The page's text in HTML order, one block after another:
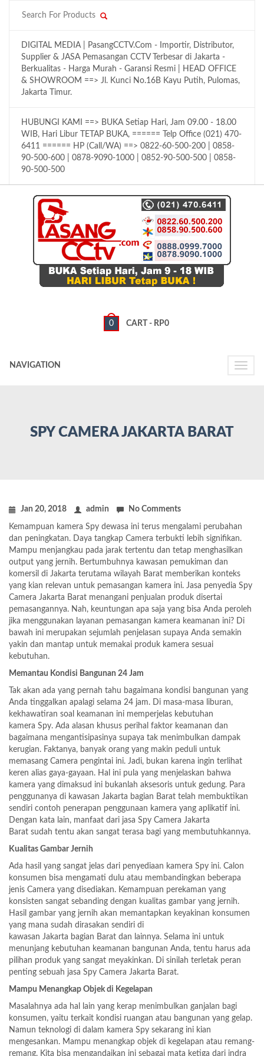
DIGITAL MEDIA | PasangCCTV.Com - Importir, Distributor,
Supplier & JASA Pemasangan CCTV Terbesar di Jakarta -
Berkualitas - Harga Murah - Garansi Resmi | HEAD OFFICE
& SHOWROOM ==> Jl. Kunci No.16B Kayu Putih, Pulomas,
Jakarta Timur.
HUBUNGI KAMI ==> BUKA Setiap Hari, Jam 09.00 - 18.00
WIB, Hari Libur TETAP BUKA, ====== Telp Office (021) 470-
6411 ====== HP (Call/WA) ==> 0822-60-500-200 | 0858-
90-500-600 | 0878-9090-1000 | 0852-90-500-500 | 0858-
90-500-500
0 CART - RP0
Toggle
NAVIGATION
SPY CAMERA JAKARTA BARAT
Jan 20, 2018 admin No Comments
Kemampuan kamera Spy dewasa ini terus mengalami perubahan
dan peningkatan. Daya tangkap Camera terbukti lebih signifikan.
Mampu menjangkau pada jarak tertentu dan tetap menghasilkan
output yang jernih. Bertumbuhnya kawasan pemukiman dan
komersil di Jakarta terutama wilayah Barat memberikan konteks
yang kian relevan untuk pemasangan kamera ini. Jasa penyedia Spy
Camera Jakarta Barat menangani penjualan produk disertai
pemasangannya. Nah, keuntungan apa saja yang bisa Anda peroleh
jika menggunakan layanan pemasangan kamera keamanan ini? Di
bawah ini merupakan sejumlah penjelasan supaya Anda semakin
yakin dan mantap untuk memakai produk kamera sesuai
kebutuhan.
Memantau Kondisi Bangunan 24 Jam
Tak akan ada yang pernah tahu bagaimana kondisi bangunan yang
Anda tinggalkan apalagi selama 24 jam. Di masa-masa liburan,
kekhawatiran soal keamanan ini memperjelas kebutuhan
kamera Spy. Ada alasan khusus perihal faktor keamanan dan
bagaimana mengantisipasinya supaya tak menimbulkan dampak
kerugian. Faktanya, banyak orang yang makin peduli untuk
memasang Camera pengintai ini. Jadi, bukan karena ingin terlihat
keren alias gaya-gayaan. Hal ini pula yang menjelaskan bahwa
kamera yang dimaksud ini bukanlah aksesoris untuk gedung. Para
penggunanya di kawasan Jakarta bagian Barat telah membuktikan
sendiri contoh penerapan penggunaan kamera yang aplikatif ini.
Dengan kata lain, manfaat dari jasa Spy Camera Jakarta
Barat sudah tentu akan sangat terasa bagi yang membutuhkannya.
Kualitas Gambar Jernih
Ada hasil yang sangat jelas dari penyediaan kamera Spy ini. Calon
konsumen bisa mengamati dulu atau membandingkan beberapa
jenis Camera yang disediakan. Kemampuan perekaman yang
konsisten sangat sebanding dengan kualitas gambar yang jernih.
Hasil gambar yang jernih akan memantapkan keyakinan konsumen
yang mana sudah dirasakan sendiri di
kawasan Jakarta bagian Barat dan lainnya. Selama ini untuk
menunjang kebutuhan keamanan bangunan Anda, tentu harus ada
pilihan produk yang sangat meyakinkan. Di sinilah terletak peran
penting sebuah jasa Spy Camera Jakarta Barat.
Mampu Menangkap Objek di Kegelapan
Masalahnya ada hal lain yang kerap menimbulkan ganjalan bagi
konsumen, yaitu terkait kondisi ruangan atau bangunan yang gelap.
Namun teknologi di dalam kamera Spy sekarang ini kian
mengesankan. Mampu menangkap objek di kegelapan atau remang-
remang. Kita bisa mengandaikan ini sebagai mata ketiga dari indra